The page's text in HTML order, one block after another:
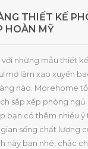
THIẾT KẾ
HOÀN MỸ
với những mẫu thiết
mơ làm xao xuyến
nào. Morehome
sắp xếp phòng
bạn có thêm nhiều
sống chất lượng
này bạn nhé, chắc